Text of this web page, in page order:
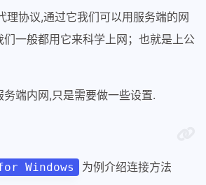
理协议,通过它我们可以用服务端的网
一般都用它来科学上网；也就是上公
端内网,只是需要做一些设置.
Windows 为例介绍连接方法